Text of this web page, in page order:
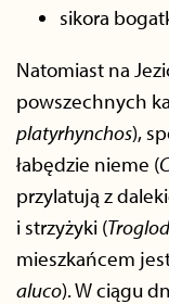
sikora
Natomiast na
powszechnych
platyrhynchos),
łabędzie nieme (
przylatują z
i strzyżyki (
mieszkańcem
aluco). W ciągu